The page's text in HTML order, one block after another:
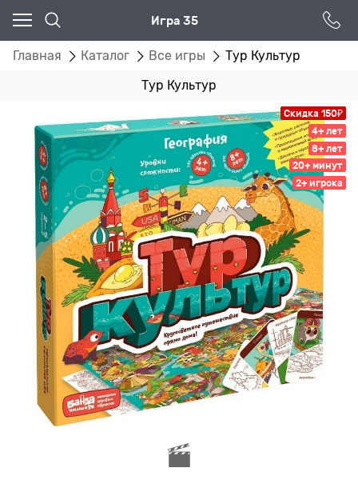
Игра 35
Главная Каталог Все игры Тур Культур
Тур Культур
Скидка 150₽
4+ лет
8+ лет
20+ минут
2+ игрока